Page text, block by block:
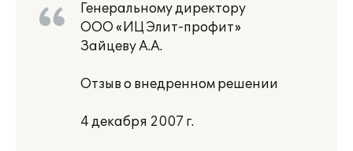
Генеральному директору
ООО «ИЦ Элит-профит»
Зайцеву А.А.
Отзыв о внедренном решении
4 декабря 2007 г.